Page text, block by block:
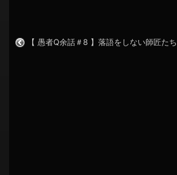
【 愚者Q余話＃8 】落語をしない師匠たち